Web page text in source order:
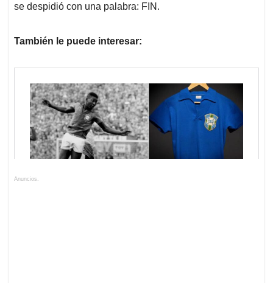
se despidió con una palabra: FIN.
También le puede interesar:
Anuncios.